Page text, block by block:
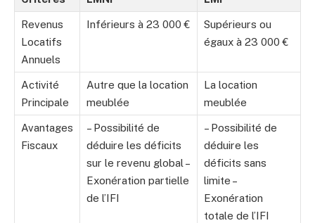
Revenus
Locatifs
Annuels
Inférieurs à 23 000 €
Supérieurs ou
égaux à 23 000 €
Activité
Principale
Autre que la location
meublée
La location
meublée
Avantages
Fiscaux
– Possibilité de
déduire les déficits
sur le revenu global –
Exonération partielle
de l’IFI
– Possibilité de
déduire les
déficits sans
limite –
Exonération
totale de l’IFI